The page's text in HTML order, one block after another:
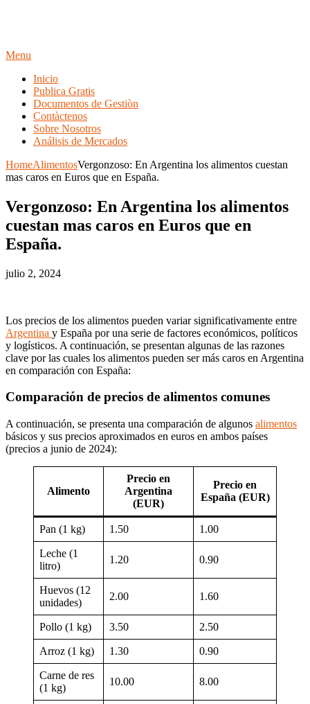
Menu
Inicio
Publica Gratis
Documentos de Gestiòn
Contàctenos
Sobre Nosotros
Análisis de Mercados
HomeAlimentosVergonzoso: En Argentina los alimentos cuestan
mas caros en Euros que en España.
Vergonzoso: En Argentina los alimentos
cuestan mas caros en Euros que en
España.
julio 2, 2024
Los precios de los alimentos pueden variar significativamente entre
Argentina y España por una serie de factores económicos, políticos
y logísticos. A continuación, se presentan algunas de las razones
clave por las cuales los alimentos pueden ser más caros en Argentina
en comparación con España:
Comparación de precios de alimentos comunes
A continuación, se presenta una comparación de algunos alimentos
básicos y sus precios aproximados en euros en ambos países
(precios a junio de 2024):
Alimento
Precio en
Argentina
(EUR)
Precio en
España (EUR)
Pan (1 kg) 1.50 1.00
Leche (1
litro)
1.20 0.90
Huevos (12
unidades)
2.00 1.60
Pollo (1 kg) 3.50 2.50
Arroz (1 kg) 1.30 0.90
Carne de res
(1 kg)
10.00 8.00